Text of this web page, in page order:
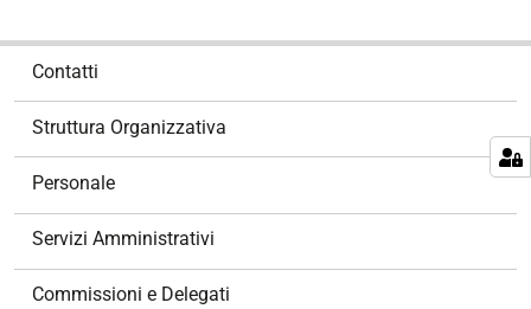
Contatti
Struttura Organizzativa
Personale
Servizi Amministrativi
Commissioni e Delegati